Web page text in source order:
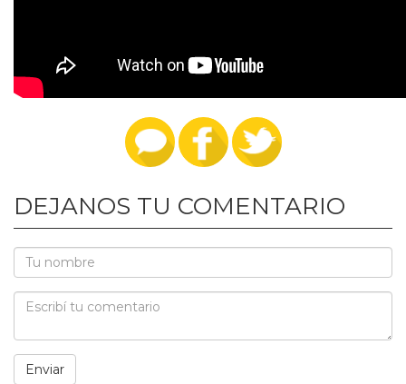
DEJANOS TU COMENTARIO